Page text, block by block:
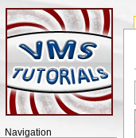
Navigation